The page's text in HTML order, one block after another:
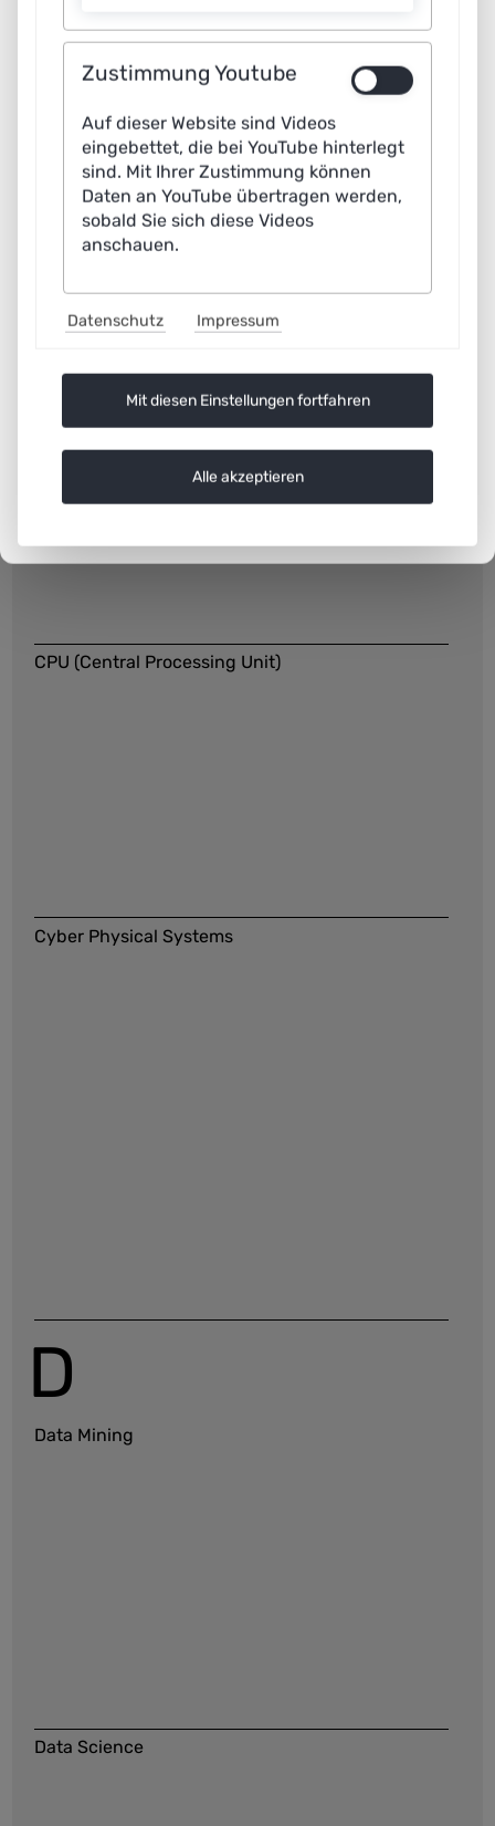
Maschinelles Lernen
Chat Bot
CPU (Central Processing Unit)
Cyber Physical Systems
D
Data Mining
Data Science
Zustimmung Youtube
Auf dieser Website sind Videos
eingebettet, die bei YouTube hinterlegt
sind. Mit Ihrer Zustimmung können
Daten an YouTube übertragen werden,
sobald Sie sich diese Videos
anschauen.
Datenschutz Impressum
Mit diesen Einstellungen fortfahren
Alle akzeptieren